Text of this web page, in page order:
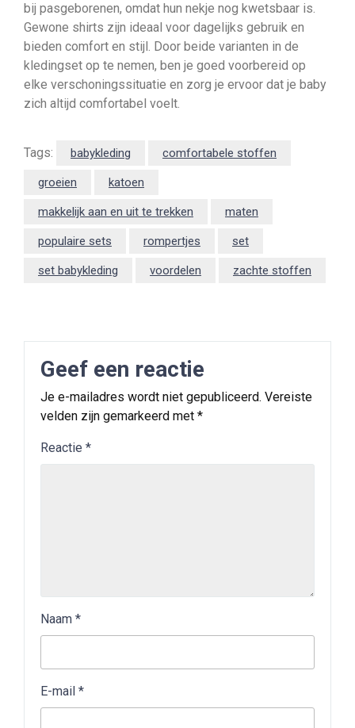
bij pasgeborenen, omdat hun nekje nog kwetsbaar is.
Gewone shirts zijn ideaal voor dagelijks gebruik en
bieden comfort en stijl. Door beide varianten in de
kledingset op te nemen, ben je goed voorbereid op
elke verschoningssituatie en zorg je ervoor dat je baby
zich altijd comfortabel voelt.
Tags: babykleding comfortabele stoffen
groeien katoen
makkelijk aan en uit te trekken maten
populaire sets rompertjes set
set babykleding voordelen zachte stoffen
Geef een reactie
Je e-mailadres wordt niet gepubliceerd. Vereiste
velden zijn gemarkeerd met *
Reactie *
Naam *
E-mail *